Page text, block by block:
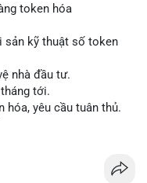
token hóa
sản kỹ thuật số token
nhà đầu tư.
tới.
hóa, yêu cầu tuân thủ.